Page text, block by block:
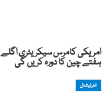
امریکی کامرس سیکریٹری اگلے
ہفتے چین کا دورہ کریں گی
انٹرنیشنل